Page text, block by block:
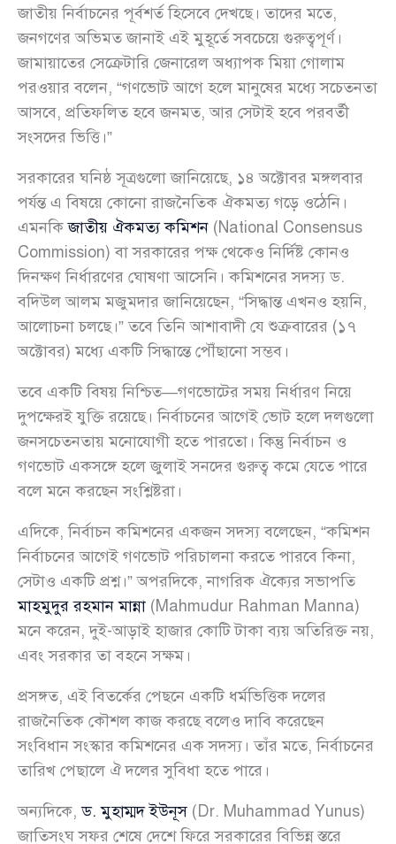
জাতীয় নির্বাচনের পূর্বশর্ত হিসেবে দেখছে। তাদের মতে,
জনগণের অভিমত জানাই এই মুহূর্তে সবচেয়ে গুরুত্বপূর্ণ।
জামায়াতের সেক্রেটারি জেনারেল অধ্যাপক মিয়া গোলাম
পরওয়ার বলেন, “গণভোট আগে হলে মানুষের মধ্যে সচেতনতা
আসবে, প্রতিফলিত হবে জনমত, আর সেটাই হবে পরবর্তী
সংসদের ভিত্তি।”
সরকারের ঘনিষ্ঠ সূত্রগুলো জানিয়েছে, ১৪ অক্টোবর মঙ্গলবার
পর্যন্ত এ বিষয়ে কোনো রাজনৈতিক ঐকমত্য গড়ে ওঠেনি।
এমনকিজাতীয় ঐকমত্য কমিশন (National Consensus
Commission) বা সরকারের পক্ষ থেকেও নির্দিষ্ট কোনও
দিনক্ষণ নির্ধারণের ঘোষণা আসেনি। কমিশনের সদস্য ড.
বদিউল আলম মজুমদার জানিয়েছেন, “সিদ্ধান্ত এখনও হয়নি,
আলোচনা চলছে।” তবে তিনি আশাবাদী যে শুক্রবারের (১৭
অক্টোবর) মধ্যে একটি সিদ্ধান্তে পৌঁছানো সম্ভব।
তবে একটি বিষয় নিশ্চিত—গণভোটের সময় নির্ধারণ নিয়ে
দুপক্ষেরই যুক্তি রয়েছে। নির্বাচনের আগেই ভোট হলে দলগুলো
জনসচেতনতায় মনোযোগী হতে পারতো। কিন্তু নির্বাচন ও
গণভোট একসঙ্গে হলে জুলাই সনদের গুরুত্ব কমে যেতে পারে
বলে মনে করছেন সংশ্লিষ্টরা।
এদিকে, নির্বাচন কমিশনের একজন সদস্য বলেছেন, “কমিশন
নির্বাচনের আগেই গণভোট পরিচালনা করতে পারবে কিনা,
সেটাও একটি প্রশ্ন।” অপরদিকে, নাগরিক ঐক্যের সভাপতি
মাহমুদুর রহমান মান্না (Mahmudur Rahman Manna)
মনে করেন, দুই-আড়াই হাজার কোটি টাকা ব্যয় অতিরিক্ত নয়,
এবং সরকার তা বহনে সক্ষম।
প্রসঙ্গত, এই বিতর্কের পেছনে একটি ধর্মভিত্তিক দলের
রাজনৈতিক কৌশল কাজ করছে বলেও দাবি করেছেন
সংবিধান সংস্কার কমিশনের এক সদস্য। তাঁর মতে, নির্বাচনের
তারিখ পেছালে ঐ দলের সুবিধা হতে পারে।
অন্যদিকে,ড. মুহাম্মদ ইউনূস(Dr. Muhammad Yunus)
জাতিসংঘ সফর শেষে দেশে ফিরে সরকারের বিভিন্ন স্তরে